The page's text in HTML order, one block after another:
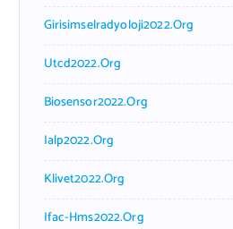
Girisimselradyoloji2022.org
Utcd2022.org
Biosensor2022.org
Ialp2022.org
Klivet2022.org
Ifac-Hms2022.org